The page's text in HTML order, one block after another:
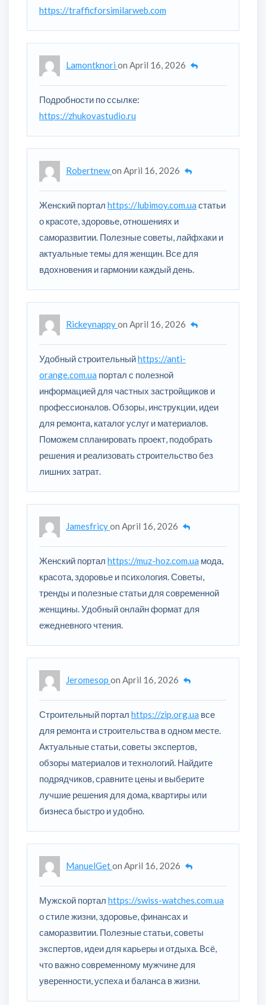
https://trafficforsimilarweb.com
Lamontknori on April 16, 2026
Подробности по ссылке:
https://zhukovastudio.ru
Robertnewon April 16, 2026
Женский портал https://lubimoy.com.ua статьи
о красоте, здоровье, отношениях и
саморазвитии. Полезные советы, лайфхаки и
актуальные темы для женщин. Все для
вдохновения и гармонии каждый день.
Rickeynappyon April 16, 2026
Удобный строительныйhttps://anti-
orange.com.ua портал с полезной
информацией для частных застройщиков и
профессионалов. Обзоры, инструкции, идеи
для ремонта, каталог услуг и материалов.
Поможем спланировать проект, подобрать
решения и реализовать строительство без
лишних затрат.
Jamesfricyon April 16, 2026
Женский портал https://muz-hoz.com.ua мода,
красота, здоровье и психология. Советы,
тренды и полезные статьи для современной
женщины. Удобный онлайн формат для
ежедневного чтения.
Jeromesop on April 16, 2026
Строительный портал https://zip.org.ua все
для ремонта и строительства в одном месте.
Актуальные статьи, советы экспертов,
обзоры материалов и технологий. Найдите
подрядчиков, сравните цены и выберите
лучшие решения для дома, квартиры или
бизнеса быстро и удобно.
ManuelGeton April 16, 2026
Мужской портал https://swiss-watches.com.ua
о стиле жизни, здоровье, финансах и
саморазвитии. Полезные статьи, советы
экспертов, идеи для карьеры и отдыха. Всё,
что важно современному мужчине для
уверенности, успеха и баланса в жизни.